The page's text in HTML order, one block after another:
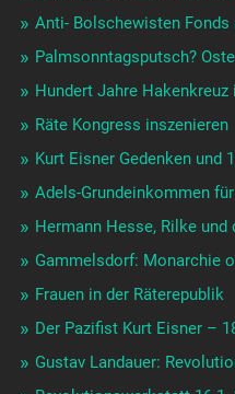
Anti- Bolschewisten Fonds
Palmsonntagsputsch?
Hundert Jahre Hakenkreuz
Räte Kongress inszenieren
Kurt Eisner Gedenken und
Adels-Grundeinkommen
Hermann Hesse, Rilke und
Gammelsdorf: Monarchie
Frauen in der Räterepublik
Der Pazifist Kurt Eisner –
Gustav Landauer: